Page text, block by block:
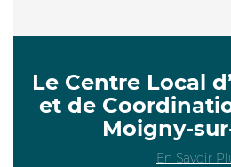
Le Centre Local
et de
Moigny-
En Savoir